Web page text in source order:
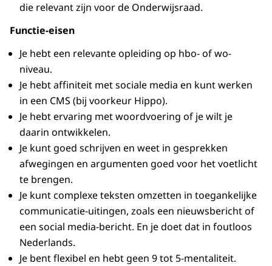
die relevant zijn voor de Onderwijsraad.
Functie-eisen
Je hebt een relevante opleiding op hbo- of wo-
niveau.
Je hebt affiniteit met sociale media en kunt werken
in een CMS (bij voorkeur Hippo).
Je hebt ervaring met woordvoering of je wilt je
daarin ontwikkelen.
Je kunt goed schrijven en weet in gesprekken
afwegingen en argumenten goed voor het voetlicht
te brengen.
Je kunt complexe teksten omzetten in toegankelijke
communicatie-uitingen, zoals een nieuwsbericht of
een social media-bericht. En je doet dat in foutloos
Nederlands.
Je bent flexibel en hebt geen 9 tot 5-mentaliteit.